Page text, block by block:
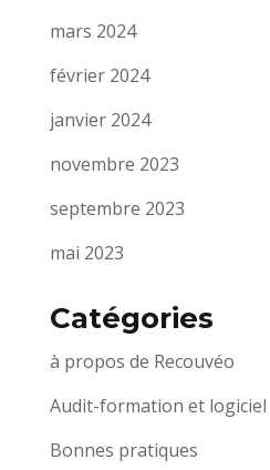
mars 2024
février 2024
janvier 2024
novembre 2023
septembre 2023
mai 2023
Catégories
à propos de Recouvéo
Audit-formation et logiciel
Bonnes pratiques